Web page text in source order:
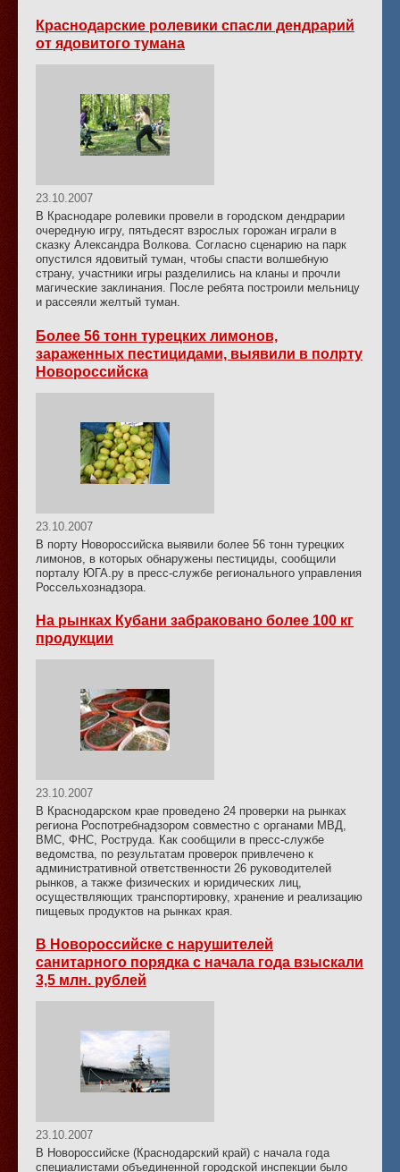
Краснодарские ролевики спасли дендрарий
от ядовитого тумана
23.10.2007
В Краснодаре ролевики провели в городском дендрарии
очередную игру, пятьдесят взрослых горожан играли в
сказку Александра Волкова. Согласно сценарию на парк
опустился ядовитый туман, чтобы спасти волшебную
страну, участники игры разделились на кланы и прочли
магические заклинания. После ребята построили мельницу
и рассеяли желтый туман.
Более 56 тонн турецких лимонов,
зараженных пестицидами, выявили в полрту
Новороссийска
23.10.2007
В порту Новороссийска выявили более 56 тонн турецких
лимонов, в которых обнаружены пестициды, сообщили
порталу ЮГА.ру в пресс-службе регионального управления
Россельхознадзора.
На рынках Кубани забраковано более 100 кг
продукции
23.10.2007
В Краснодарском крае проведено 24 проверки на рынках
региона Роспотребнадзором совместно с органами МВД,
ВМС, ФНС, Роструда. Как сообщили в пресс-службе
ведомства, по результатам проверок привлечено к
административной ответственности 26 руководителей
рынков, а также физических и юридических лиц,
осуществляющих транспортировку, хранение и реализацию
пищевых продуктов на рынках края.
В Новороссийске с нарушителей
санитарного порядка с начала года взыскали
3,5 млн. рублей
23.10.2007
В Новороссийске (Краснодарский край) с начала года
специалистами объединенной городской инспекции было